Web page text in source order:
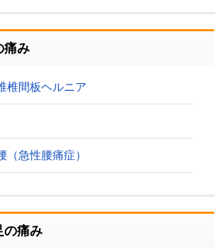
痛み
椎間板ヘルニア
（急性腰痛症）
の痛み